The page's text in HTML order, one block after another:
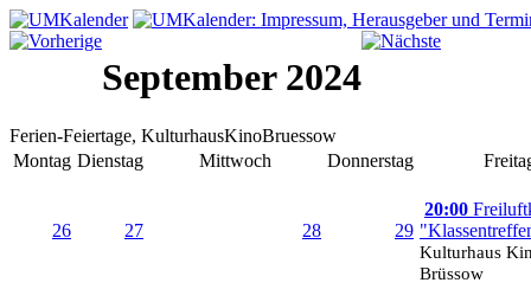
September 2024
Ferien-Feiertage, KulturhausKinoBruessow
Montag Dienstag Mittwoch Donnerstag
26 27 28 29
20:00
Kulturhaus
Brüssow